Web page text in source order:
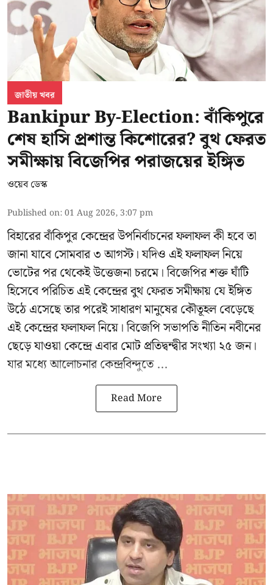
জাতীয় খবর
Bankipur By-Election: বাঁকিপুরে
শেষ হাসি প্রশান্ত কিশোরের? বুথ ফেরত
সমীক্ষায় বিজেপির পরাজয়ের ইঙ্গিত
ওয়েব ডেস্ক
Published on:01 Aug 2026, 3:07 pm
বিহারের বাঁকিপুর কেন্দ্রের উপনির্বাচনের ফলাফল কী হবে তা
জানা যাবে সোমবার ৩ আগস্ট। যদিও এই ফলাফল নিয়ে
ভোটের পর থেকেই উত্তেজনা চরমে। বিজেপির শক্ত ঘাঁটি
হিসেবে পরিচিত এই কেন্দ্রের বুথ ফেরত সমীক্ষায় যে ইঙ্গিত
উঠে এসেছে তার পরেই সাধারণ মানুষের কৌতূহল বেড়েছে
এই কেন্দ্রের ফলাফল নিয়ে। বিজেপি সভাপতি নীতিন নবীনের
ছেড়ে যাওয়া কেন্দ্রে এবার মোট প্রতিদ্বন্দ্বীর সংখ্যা ২৫ জন।
যার মধ্যে আলোচনার কেন্দ্রবিন্দুতে ...
Read More